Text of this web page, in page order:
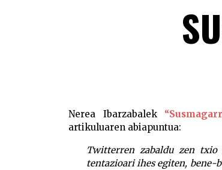
Nerea Ibarzabalek
artikuluaren abiapuntua:
Twitterren zabaldu zen txio
tentazioari ihes egiten, bene-